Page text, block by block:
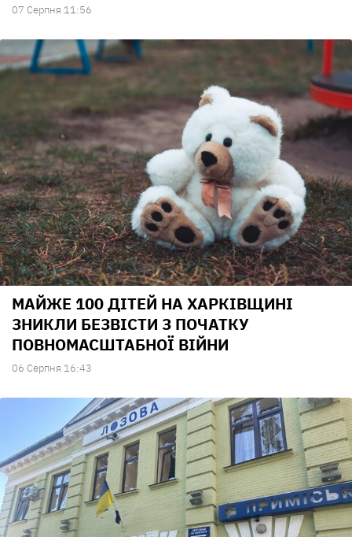
07 Серпня 11:56
МАЙЖЕ 100 ДІТЕЙ НА ХАРКІВЩИНІ
ЗНИКЛИ БЕЗВІСТИ З ПОЧАТКУ
ПОВНОМАСШТАБНОЇ ВІЙНИ
06 Серпня 16:43